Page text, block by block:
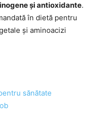
și antioxidante.
în dietă pentru
și aminoacizi
sănătate